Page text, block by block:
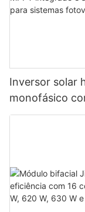
Inversor solar
monofásico
até 9